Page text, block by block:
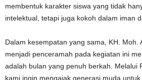
membentuk karakter siswa yang tidak
intelektual, tetapi juga kokoh dalam iman
Dalam kesempatan yang sama, KH. Moh.
menjadi penceramah pada kegiatan ini
adalah bulan yang penuh berkah. Melalui
kami ingin mengajak generasi muda